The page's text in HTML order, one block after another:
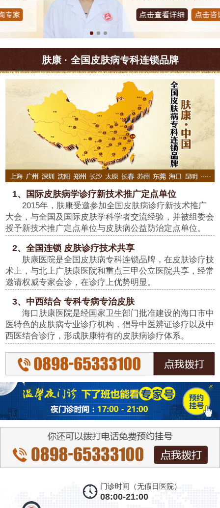
肤康 · 全国皮肤病专科连锁品牌
1、国际皮肤病学诊疗新技术推广定点单位
2015年，肤康受邀参加全国皮肤病诊疗新技术推广
大会，与全国及国际皮肤学科学者交流经验，并被组委会
授予新技术推广定点单位与皮肤病公益防治定点单位。
2、全国连锁 皮肤诊疗技术共享
肤康医院是全国皮肤病专科连锁品牌，在皮肤诊疗技
术上，与北上广肤康医院和重点三甲公立医院共享，经常
邀请权威专家会诊，在诊疗上优势明显。
3、中西结合 专科专病专治皮肤
海口肤康医院是经国家卫生部门批准建设的海口市中
医特色的皮肤病专业诊疗机构，倡导中医辨证诊疗以及中
西医结合诊疗，形成肤康特有的皮肤病诊疗体系。
门诊时间（无假日医院）
08:00-21:00